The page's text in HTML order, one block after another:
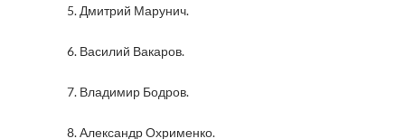
5. Дмитрий Марунич.
6. Василий Вакаров.
7. Владимир Бодров.
8. Александр Охрименко.